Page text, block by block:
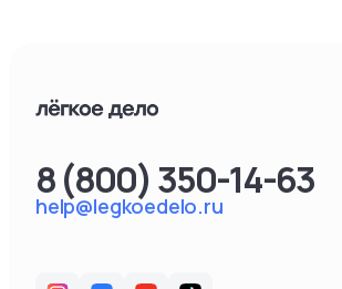
help@legkoedelo.ru
8 (800) 350-14-63